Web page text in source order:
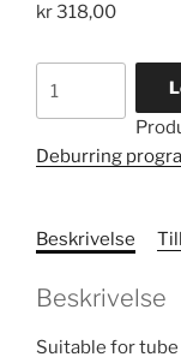
kr318,00
HSS
antall
Deburring
Beskrivelse
Beskrivelse
Suitable for